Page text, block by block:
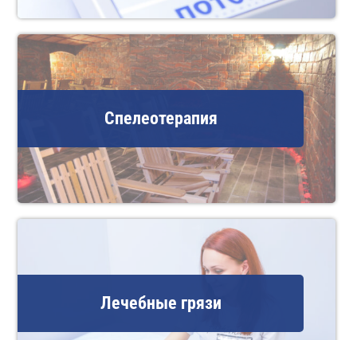
Спелеотерапия
Лечебные грязи